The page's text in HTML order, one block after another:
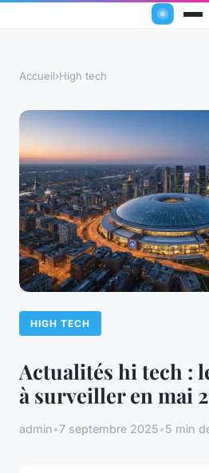
Accueil›High tech
HIGH TECH
Actualités hi tech :
à surveiller en mai
admin•7 septembre 2025•5 min